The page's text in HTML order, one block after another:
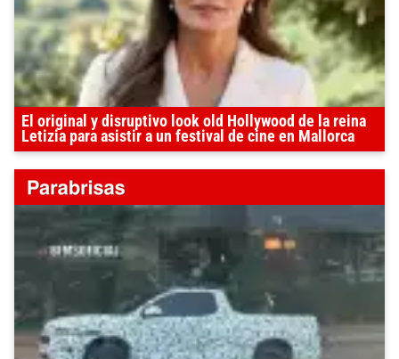
El original y disruptivo look old Hollywood de la reina
Letizia para asistir a un festival de cine en Mallorca